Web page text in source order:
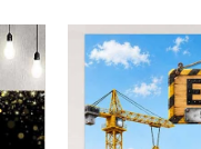
doğum günü
Edilmeli?